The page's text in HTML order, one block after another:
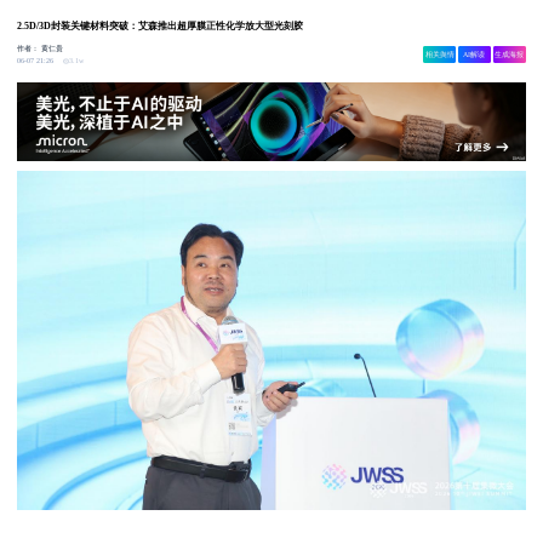
2.5D/3D封装关键材料突破：艾森推出超厚膜正性化学放大型光刻胶
作者：黄仁贵
06-07 21:26
3.1w
相关舆情 AI解读 生成海报